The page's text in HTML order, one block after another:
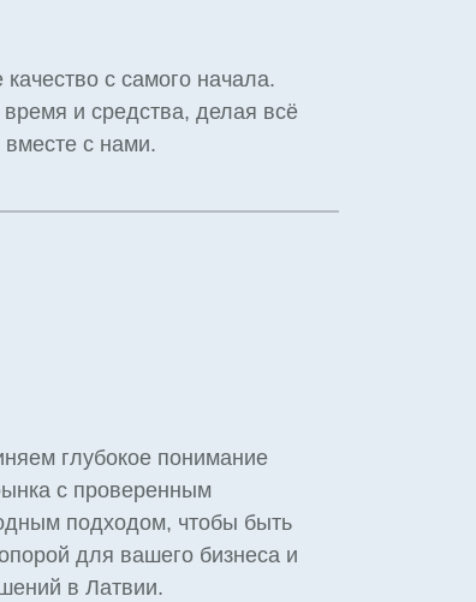
с самого начала.
и средства, делая всё
с нами.
глубокое понимание
с проверенным
подходом, чтобы быть
для вашего бизнеса и
в Латвии.